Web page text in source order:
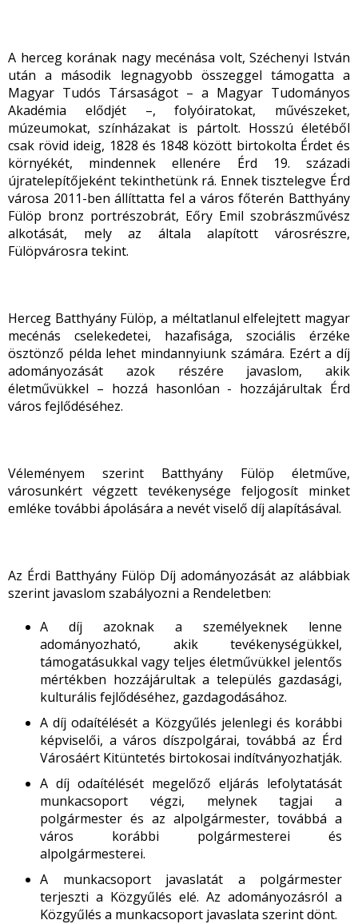
A herceg korának nagy mecénása volt, Széchenyi István
után a második legnagyobb összeggel támogatta a
Magyar Tudós Társaságot – a Magyar Tudományos
Akadémia elődjét –, folyóiratokat, művészeket,
múzeumokat, színházakat is pártolt. Hosszú életéből
csak rövid ideig, 1828 és 1848 között birtokolta Érdet és
környékét, mindennek ellenére Érd 19. századi
újratelepítőjeként tekinthetünk rá. Ennek tisztelegve Érd
városa 2011-ben állíttatta fel a város főterén Batthyány
Fülöp bronz portrészobrát, Eőry Emil szobrászművész
alkotását, mely az általa alapított városrészre,
Fülöpvárosra tekint.
Herceg Batthyány Fülöp, a méltatlanul elfelejtett magyar
mecénás cselekedetei, hazafisága, szociális érzéke
ösztönző példa lehet mindannyiunk számára. Ezért a díj
adományozását azok részére javaslom, akik
életművükkel – hozzá hasonlóan - hozzájárultak Érd
város fejlődéséhez.
Véleményem szerint Batthyány Fülöp életműve,
városunkért végzett tevékenysége feljogosít minket
emléke további ápolására a nevét viselő díj alapításával.
Az Érdi Batthyány Fülöp Díj adományozását az alábbiak
szerint javaslom szabályozni a Rendeletben:
A díj azoknak a személyeknek lenne
adományozható, akik tevékenységükkel,
támogatásukkal vagy teljes életművükkel jelentős
mértékben hozzájárultak a település gazdasági,
kulturális fejlődéséhez, gazdagodásához.
A díj odaítélését a Közgyűlés jelenlegi és korábbi
képviselői, a város díszpolgárai, továbbá az Érd
Városáért Kitüntetés birtokosai indítványozhatják.
A díj odaítélését megelőző eljárás lefolytatását
munkacsoport végzi, melynek tagjai a
polgármester és az alpolgármester, továbbá a
város korábbi polgármesterei és
alpolgármesterei.
A munkacsoport javaslatát a polgármester
terjeszti a Közgyűlés elé. Az adományozásról a
Közgyűlés a munkacsoport javaslata szerint dönt.